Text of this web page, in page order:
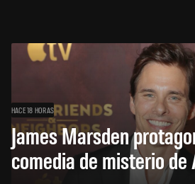
HACE 18 HORAS
James Marsden
comedia de misterio de